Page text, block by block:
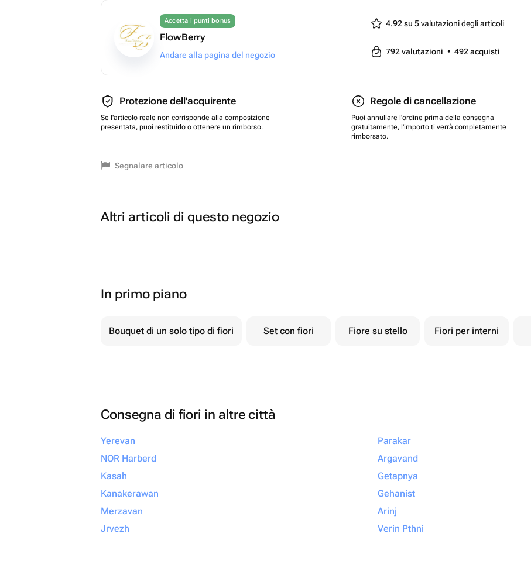
Accetta i punti bonus
FlowBerry
Andare alla pagina del negozio
4.92 su 5valutazioni degli articoli
792valutazioni • 492acquisti
Protezione dell'acquirente
Se l'articolo reale non corrisponde alla composizione
presentata, puoi restituirlo o ottenere un rimborso.
Regole di cancellazione
Puoi annullare l'ordine prima della consegna
gratuitamente, l'importo ti verrà completamente
rimborsato.
Segnalare articolo
Altri articoli di questo negozio
In primo piano
Bouquet di un solo tipo di fiori Set con fiori Fiore su stello Fiori per interni
Consegna di fiori in altre città
Yerevan
NOR Harberd
Kasah
Kanakerawan
Merzavan
Jrvezh
Parakar
Argavand
Getapnya
Gehanist
Arinj
Verin Pthni